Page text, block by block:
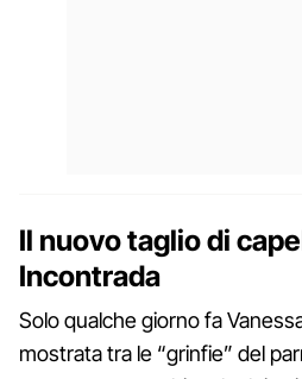
Il nuovo taglio di
Incontrada
Solo qualche giorno fa
mostrata tra le “grinfie” del